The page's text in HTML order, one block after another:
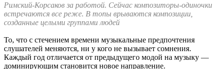
Римский-Корсаков за работой. Сейчас композиторы-одиночки
встречаются все реже. В топы врываются композиции,
созданные целыми группами людей
То, что с стечением времени музыкальные предпочтения
слушателей меняются, ни у кого не вызывает сомнения.
Каждый год отличается от предыдущего модой на музыку —
доминирующим становится новое направление.